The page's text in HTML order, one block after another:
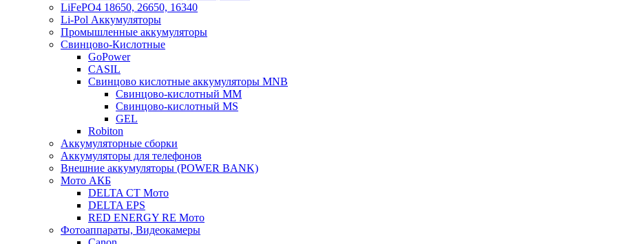
LiFePO4 18650, 26650, 16340
Li-Pol Аккумуляторы
Промышленные аккумуляторы
Свинцово-Кислотные
GoPower
CASIL
Свинцово кислотные аккумуляторы MNB
Cвинцово-кислотный MM
Cвинцово-кислотный MS
GEL
Robiton
Аккумуляторные сборки
Аккумуляторы для телефонов
Внешние аккумуляторы (POWER BANK)
Мото АКБ
DELTA CT Мото
DELTA EPS
RED ENERGY RE Мото
Фотоаппараты, Видеокамеры